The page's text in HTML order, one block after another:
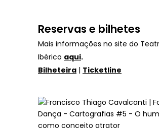
Reservas e bilhetes
Mais informações no site do
Ibérico aqui.
Bilheteira | Ticketline